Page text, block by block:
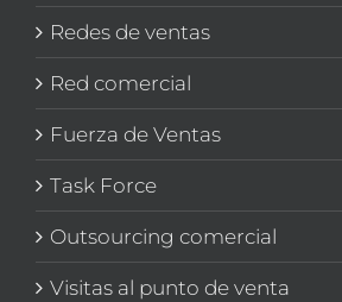
Redes de ventas
Red comercial
Fuerza de Ventas
Task Force
Outsourcing comercial
Visitas al punto de venta